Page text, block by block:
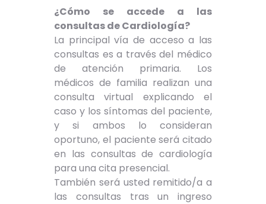
¿Cómo se accede a las
consultas de Cardiología?
La principal vía de acceso a las
consultas es a través del médico
de atención primaria. Los
médicos de familia realizan una
consulta virtual explicando el
caso y los síntomas del paciente,
y si ambos lo consideran
oportuno, el paciente será citado
en las consultas de cardiología
para una cita presencial.
También será usted remitido/a a
las consultas tras un ingreso